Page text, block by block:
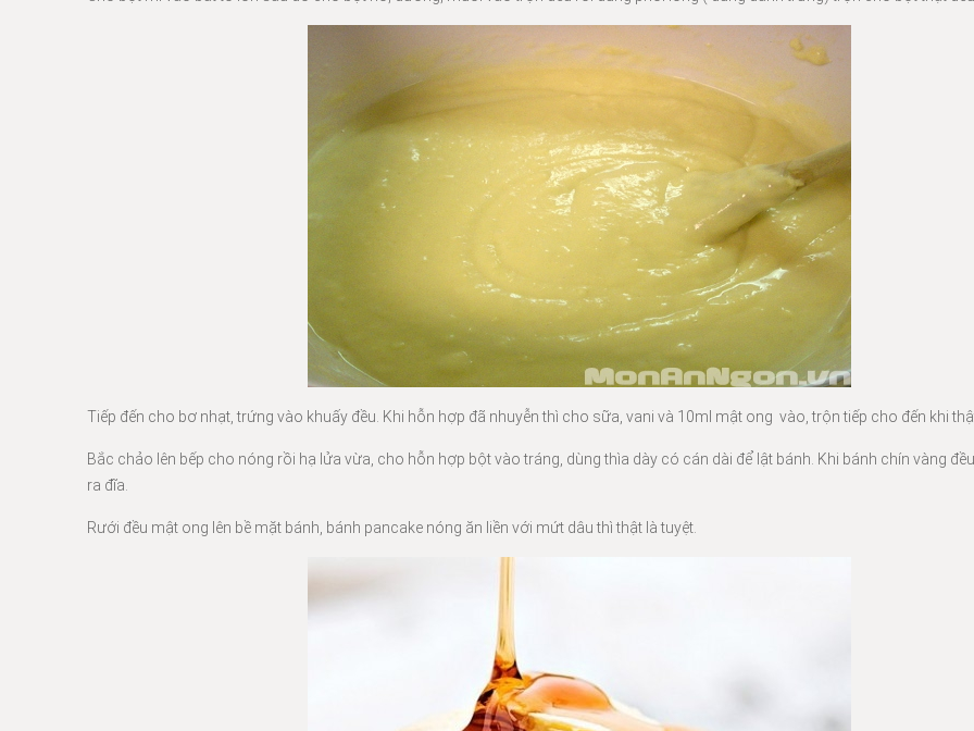
Tiếp đến cho bơ nhạt, trứng vào khuấy đều. Khi hỗn hợp đã nhuyễn thì cho sữa, vani và 10ml mật ong vào, trộn tiếp cho đến khi
Bắc chảo lên bếp cho nóng rồi hạ lửa vừa, cho hỗn hợp bột vào tráng, dùng thìa dày có cán dài để lật bánh. Khi bánh chín vàng
ra đĩa.
Rưới đều mật ong lên bề mặt bánh, bánh pancake nóng ăn liền với mứt dâu thì thật là tuyệt.